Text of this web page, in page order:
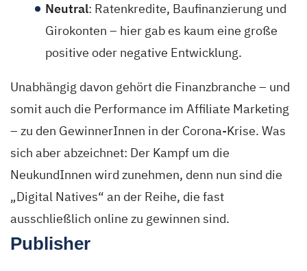
Neutral: Ratenkredite, Baufinanzierung und
Girokonten – hier gab es kaum eine große
positive oder negative Entwicklung.
Unabhängig davon gehört die Finanzbranche – und
somit auch die Performance im Affiliate Marketing
– zu den GewinnerInnen in der Corona-Krise. Was
sich aber abzeichnet: Der Kampf um die
NeukundInnen wird zunehmen, denn nun sind die
„Digital Natives“ an der Reihe, die fast
ausschließlich online zu gewinnen sind.
Publisher